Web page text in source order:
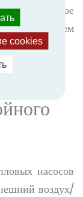
оптимальное
вечером.
насосов
воздух/
cookies